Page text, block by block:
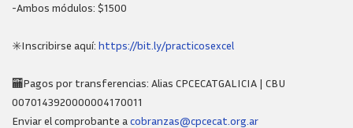
-Ambos módulos: $1500
✳️Inscribirse aquí: https://bit.ly/practicosexcel
🏧Pagos por transferencias: Alias CPCECATGALICIA | CBU
0070143920000004170011
Enviar el comprobante acobranzas@cpcecat.org.ar